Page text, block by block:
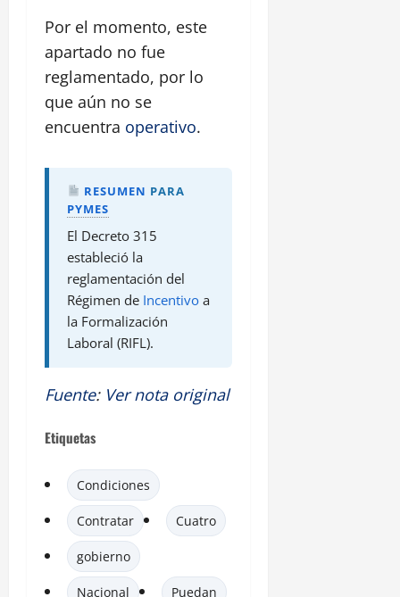
Por el momento, este
apartado no fue
reglamentado, por lo
que aún no se
encuentra operativo.
RESUMEN PARA
PYMES
El Decreto 315
estableció la
reglamentación del
Régimen de Incentivo a
la Formalización
Laboral (RIFL).
Fuente: Ver nota original
Etiquetas
Condiciones
Contratar Cuatro
gobierno
Nacional Puedan